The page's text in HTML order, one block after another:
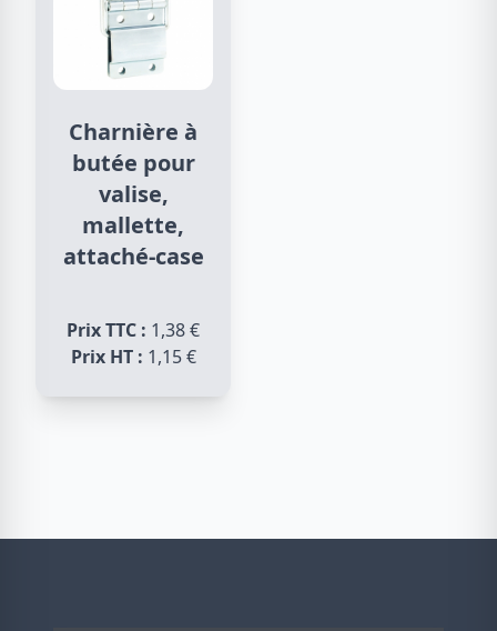
Charnière à
butée pour
valise,
mallette,
attaché-case
Prix TTC : 1,38 €
Prix HT : 1,15 €